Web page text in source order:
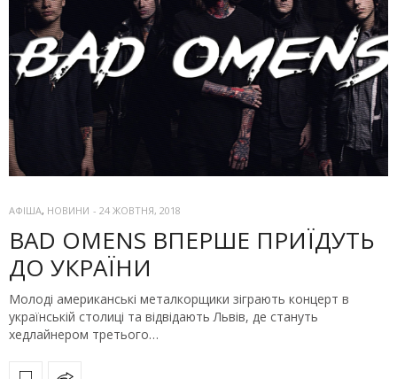
АФІША, НОВИНИ - 24 ЖОВТНЯ, 2018
BAD OMENS ВПЕРШЕ ПРИЇДУТЬ
ДО УКРАЇНИ
Молоді американські металкорщики зіграють концерт в
українській столиці та відвідають Львів, де стануть
хедлайнером третього…